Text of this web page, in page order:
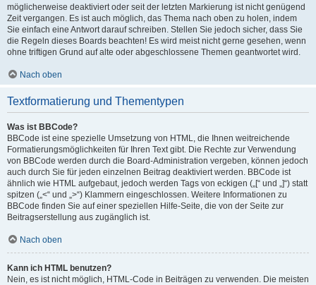
möglicherweise deaktiviert oder seit der letzten Markierung ist nicht genügend
Zeit vergangen. Es ist auch möglich, das Thema nach oben zu holen, indem
Sie einfach eine Antwort darauf schreiben. Stellen Sie jedoch sicher, dass Sie
die Regeln dieses Boards beachten! Es wird meist nicht gerne gesehen, wenn
ohne triftigen Grund auf alte oder abgeschlossene Themen geantwortet wird.
Nach oben
Textformatierung und Thementypen
Was ist BBCode?
BBCode ist eine spezielle Umsetzung von HTML, die Ihnen weitreichende
Formatierungsmöglichkeiten für Ihren Text gibt. Die Rechte zur Verwendung
von BBCode werden durch die Board-Administration vergeben, können jedoch
auch durch Sie für jeden einzelnen Beitrag deaktiviert werden. BBCode ist
ähnlich wie HTML aufgebaut, jedoch werden Tags von eckigen („[“ und „]“) statt
spitzen („<“ und „>“) Klammern eingeschlossen. Weitere Informationen zu
BBCode finden Sie auf einer speziellen Hilfe-Seite, die von der Seite zur
Beitragserstellung aus zugänglich ist.
Nach oben
Kann ich HTML benutzen?
Nein, es ist nicht möglich, HTML-Code in Beiträgen zu verwenden. Die meisten